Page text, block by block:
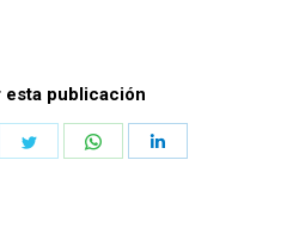
esta publicación